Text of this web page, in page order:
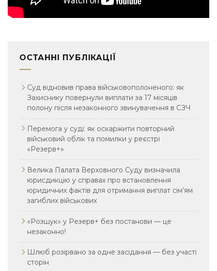
ОСТАННІ ПУБЛІКАЦІЇ
Суд відновив права військовополоненого: як
Захиснику повернули виплати за 17 місяців
полону після незаконного звинувачення в СЗЧ
Перемога у суді: як оскаржити повторний
військовий облік та помилки у реєстрі
«Резерв+»
Велика Палата Верховного Суду визначила
юрисдикцію у справах про встановлення
юридичних фактів для отримання виплат сім’ям
загиблих військових
«Розшук» у Резерв+ без постанови — це
незаконно!
Шлюб розірвано за одне засідання — без участі
сторін